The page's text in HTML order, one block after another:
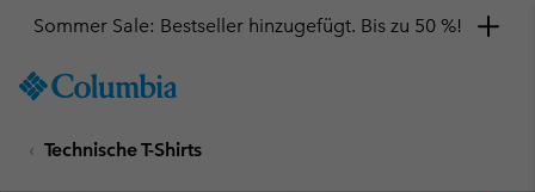
TO
SKIP
Sommer Sale: Bestseller hinzugefügt. Bis zu 50 %!
Technische T-Shirts